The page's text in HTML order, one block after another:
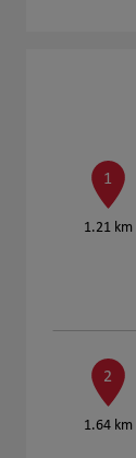
1
1.21 km
2
1.64 km